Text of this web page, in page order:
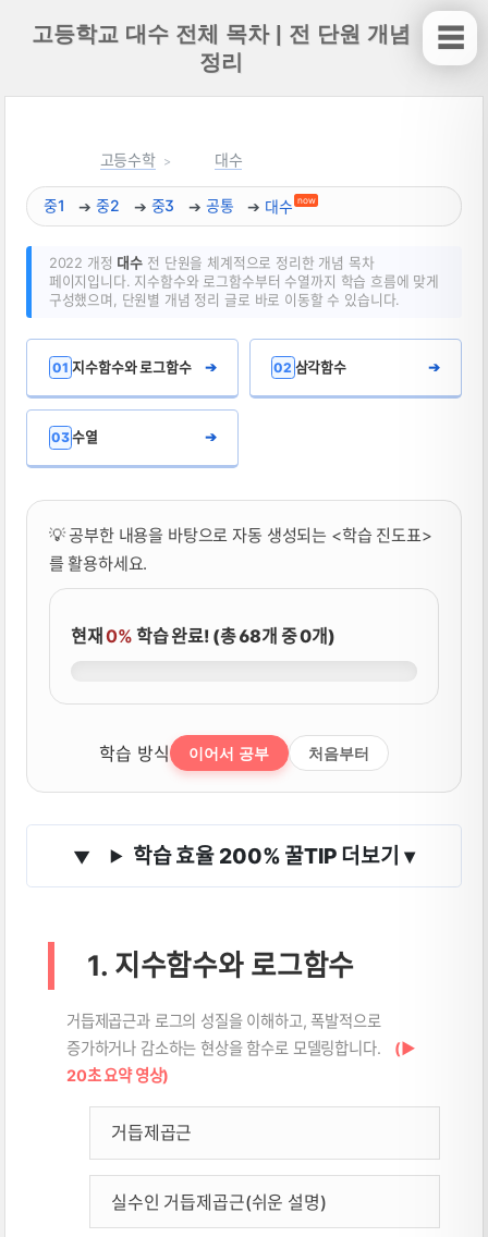
고등학교 대수 전체 목차 | 전 단원 개념
정리
고등수학 대수
중1 중2 중3 공통 대수 now
2022 개정 대수 전 단원을 체계적으로 정리한 개념 목차
페이지입니다. 지수함수와 로그함수부터 수열까지 학습 흐름에 맞게
구성했으며, 단원별 개념 정리 글로 바로 이동할 수 있습니다.
01 지수함수와 로그함수 ➔ 02 삼각함수 ➔
03수열 ➔
💡 공부한 내용을 바탕으로 자동 생성되는 <학습 진도표>
를 활용하세요.
현재0% 학습 완료! (총 68개 중 0개)
학습 방식 이어서 공부 처음부터
학습 효율 200% 꿀TIP 더보기 ▾
1. 지수함수와 로그함수
거듭제곱근과 로그의 성질을 이해하고, 폭발적으로
증가하거나 감소하는 현상을 함수로 모델링합니다.
(▶
20초 요약 영상)
거듭제곱근
실수인 거듭제곱근(쉬운 설명)
☰